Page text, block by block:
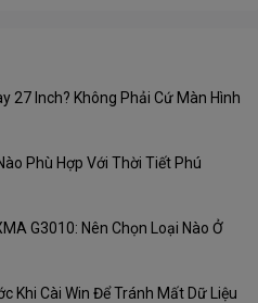
27 Inch? Không Phải Cứ Màn Hình
Phù Hợp Với Thời Tiết Phú
G3010: Nên Chọn Loại Nào Ở
Khi Cài Win Để Tránh Mất Dữ Liệu